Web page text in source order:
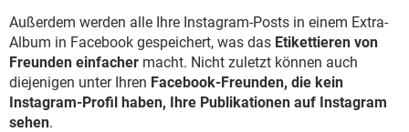
Außerdem werden alle Ihre Instagram-Posts in einem Extra-
Album in Facebook gespeichert, was das Etikettieren von
Freunden einfacher macht. Nicht zuletzt können auch
diejenigen unter Ihren Facebook-Freunden, die kein
Instagram-Profil haben, Ihre Publikationen auf Instagram
sehen.